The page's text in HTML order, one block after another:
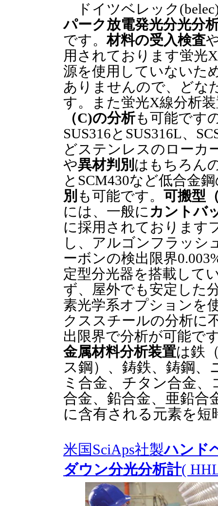
ドイツベレック
パーク放電発光分光分
です。材料の受入検査
用されております蛍光
源を使用していないた
ありませんので、どな
す。また蛍光X線分析
（C)の分析も可能です
SUS316とSUS316L、
どステンレスのローカ
や異材判別 はもちろん
とSCM430など低合金
別 も可能です。 可搬型
には、一般に カントバ
に採用されております
し、アルゴンフラッシ
ーボンの検出限界
定型分光器を搭載して
ず、屋外でも安定した
素光学系オプションを
クススチールの分析に
出限界で分析が可能で
金属材料分析装置は鉄
ス鋼）、鋳鉄、鋳鋼
ミ合金、チタン合金
合金、鉛合金、亜鉛合
に含有される元素を
米国SciAps社製ハンド
ダウン分光分析計(